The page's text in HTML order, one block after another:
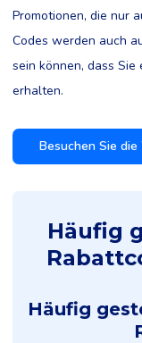
Promotionen, die nur
Codes werden auch
sein können, dass
erhalten.
Besuchen Sie
Häufig
Häufig